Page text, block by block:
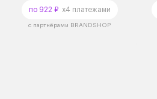
по 922 ₽x4 платежами
с партнёрами BRANDSHOP